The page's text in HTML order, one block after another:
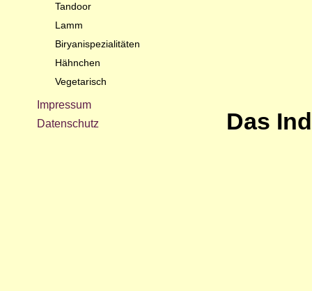
Tandoor
Lamm
Biryanispezialitäten
Hähnchen
Vegetarisch
Impressum
Datenschutz
Das